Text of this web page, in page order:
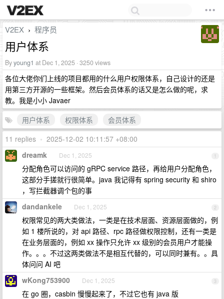
V2EX › 程序员
用户体系
Byyoung1 at Dec 1, 2025 · 3250 views
各位大佬你们上线的项目都用的什么用户权限体系，自己设计的还是
用第三方开源的一些框架。然后会员体系的话又是怎么做的呢，求
教。我是小小 Javaer
用户体系
权限体系
会员体系
11 replies • 2025-12-02 10:11:57 +08:00
1
dreamk Dec 1, 2025
分配角色可以访问的 gRPC service 路径，再给用户分配角色，
这部分手搓就行很简单。java 我记得有 spring security 和 shiro
，写拦截器调个包的事
2
dandankele Dec 1, 2025
权限常见的两大类做法，一类是在技术层面、资源层面做的，例
如 1 楼所说的，对 api 路径、rpc 路径做权限控制，还有一类是
在业务层面的，例如 xx 操作只允许 xx 级别的会员用户才能操
作。。。不过这两类做法不是相互代替的，可以同时兼有。。具
体问问 AI 吧
3
wKong753900 Dec 1, 2025
在 go 圈，casbin 慢慢起来了，不过它也有 java 版